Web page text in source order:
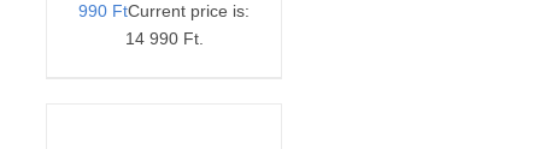
990 FtCurrent price is:
14 990 Ft.